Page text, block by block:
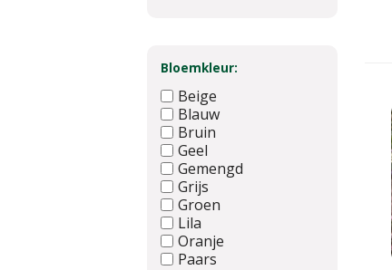
Bloemkleur:
Beige
Blauw
Bruin
Geel
Gemengd
Grijs
Groen
Lila
Oranje
Paars